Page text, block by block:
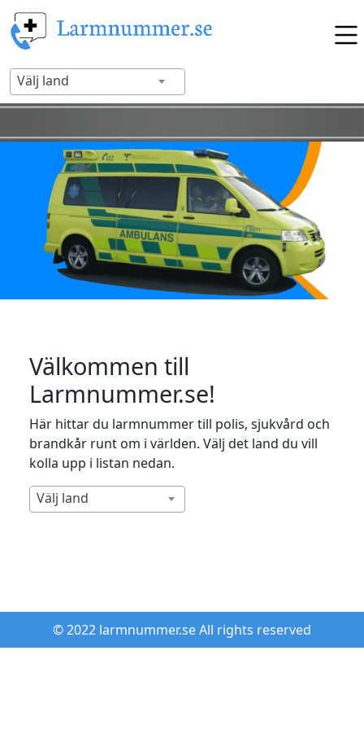
Välj land
Välkommen till
Larmnummer.se!
Här hittar du larmnummer till polis, sjukvård och
brandkår runt om i världen. Välj det land du vill
kolla upp i listan nedan.
Välj land
© 2022 larmnummer.se All rights reserved